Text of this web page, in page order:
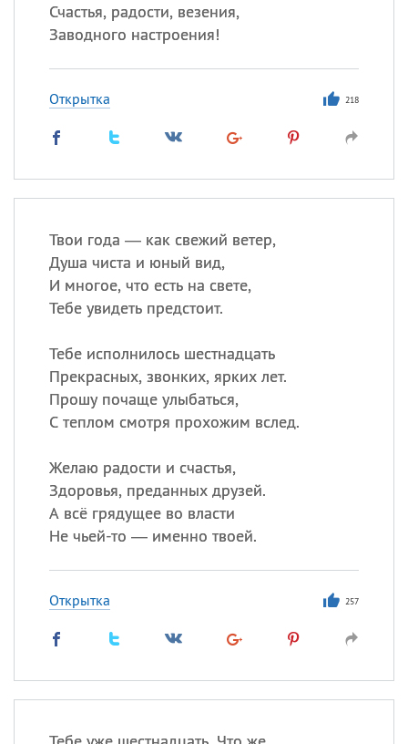
Счастья, радости, везения,
Заводного настроения!
Открытка 218
Твои года — как свежий ветер,
Душа чиста и юный вид,
И многое, что есть на свете,
Тебе увидеть предстоит.
Тебе исполнилось шестнадцать
Прекрасных, звонких, ярких лет.
Прошу почаще улыбаться,
С теплом смотря прохожим вслед.
Желаю радости и счастья,
Здоровья, преданных друзей.
А всё грядущее во власти
Не чьей-то — именно твоей.
Открытка 257